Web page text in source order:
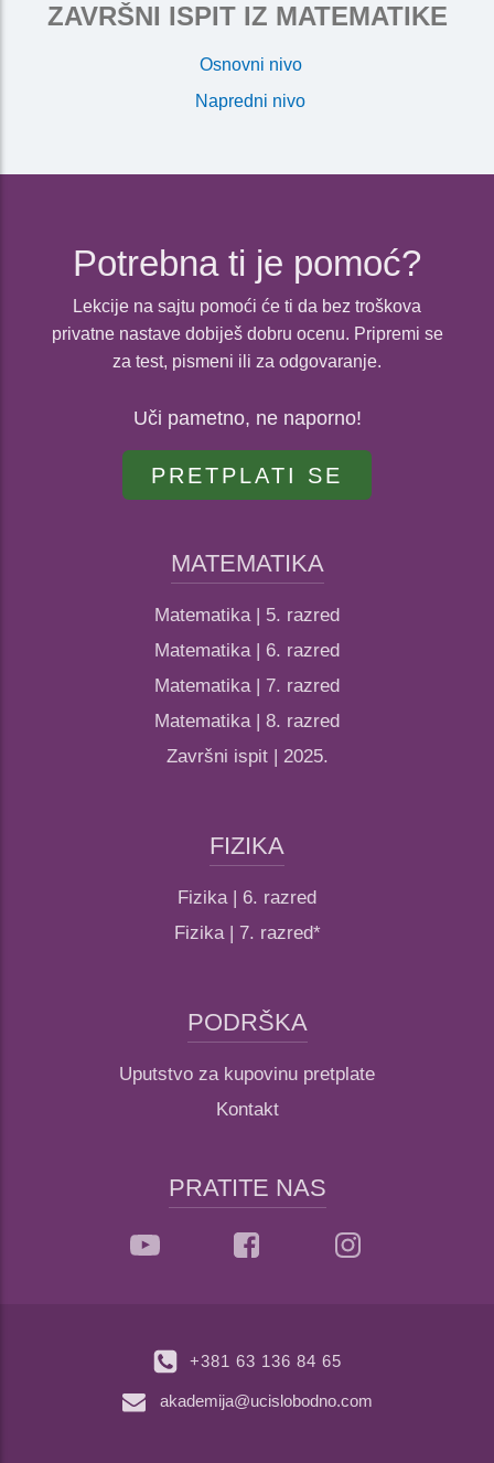
ZAVRŠNI ISPIT IZ MATEMATIKE
Osnovni nivo
Napredni nivo
Potrebna ti je pomoć?
Lekcije na sajtu pomoći će ti da bez troškova
privatne nastave dobiješ dobru ocenu. Pripremi se
za test, pismeni ili za odgovaranje.
Uči pametno, ne naporno!
PRETPLATI SE
MATEMATIKA
Matematika | 5. razred
Matematika | 6. razred
Matematika | 7. razred
Matematika | 8. razred
Završni ispit | 2025.
FIZIKA
Fizika | 6. razred
Fizika | 7. razred*
PODRŠKA
Uputstvo za kupovinu pretplate
Kontakt
PRATITE NAS
+381 63 136 84 65
akademija@ucislobodno.com